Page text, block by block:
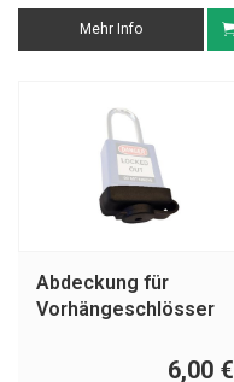
Mehr Info
Abdeckung für
Vorhängeschlösser
6,00 €